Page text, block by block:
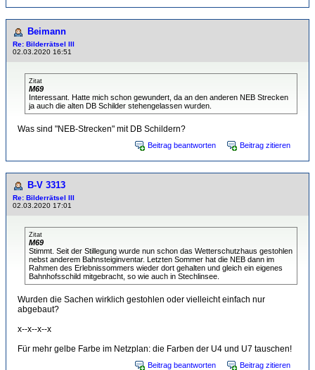
Beimann
Re: Bilderrätsel III
02.03.2020 16:51
Zitat
M69
Interessant. Hatte mich schon gewundert, da an den anderen NEB Strecken
ja auch die alten DB Schilder stehengelassen wurden.
Was sind "NEB-Strecken" mit DB Schildern?
Beitrag beantworten Beitrag zitieren
B-V 3313
Re: Bilderrätsel III
02.03.2020 17:01
Zitat
M69
Stimmt. Seit der Stillegung wurde nun schon das Wetterschutzhaus gestohlen
nebst anderem Bahnsteiginventar. Letzten Sommer hat die NEB dann im
Rahmen des Erlebnissommers wieder dort gehalten und gleich ein eigenes
Bahnhofsschild mitgebracht, so wie auch in Stechlinsee.
Wurden die Sachen wirklich gestohlen oder vielleicht einfach nur
abgebaut?
x--x--x--x
Für mehr gelbe Farbe im Netzplan: die Farben der U4 und U7 tauschen!
Beitrag beantworten Beitrag zitieren